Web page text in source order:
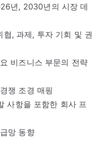
년, 2030년의 시장 데
, 과제, 투자 기회 및 권
비즈니스 부문의 전략
쟁 조경 매핑
사항을 포함한 회사 프
망 동향